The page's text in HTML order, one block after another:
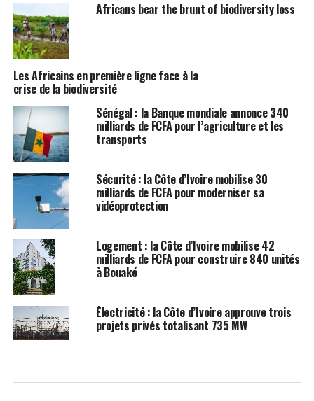
Africans bear the brunt of biodiversity loss
Les Africains en première ligne face à la
crise de la biodiversité
Sénégal : la Banque mondiale annonce 340
milliards de FCFA pour l’agriculture et les
transports
Sécurité : la Côte d’Ivoire mobilise 30
milliards de FCFA pour moderniser sa
vidéoprotection
Logement : la Côte d’Ivoire mobilise 42
milliards de FCFA pour construire 840 unités
à Bouaké
Électricité : la Côte d’Ivoire approuve trois
projets privés totalisant 735 MW